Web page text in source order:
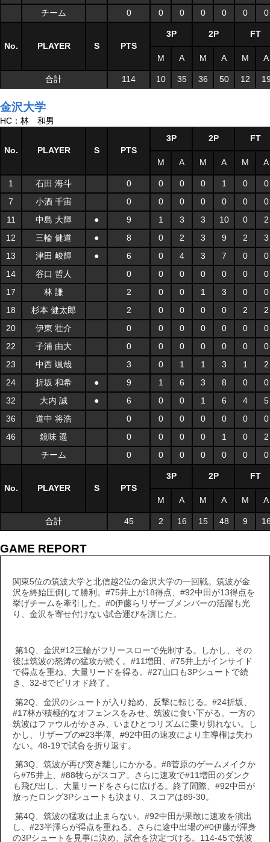
チーム
0 0 0 0 0 0 0
No. PLAYER S PTS
3P 2P FT
M A M A M A
合計 114 10 35 36 50 12
金沢大学
HC：林 和男
No. PLAYER S PTS
3P 2P FT
M A M A M A
1 石田 海斗 0 0 0 0 1 0
0
7
小酒 千宙 0 0 0 0 0 0
0
11
中島 大輝 ● 9 1 3 3 10 0
2
12
三輪 健道 ● 8 0 2 3 9 2
3
13
津田 峻輝 ● 6 0 4 3 7 0
0
14
谷口 哲人 0 0 0 0 0 0
0
17
林 謙 2 0 0 1 3 0
0
18
杉本 健太郎 2 0 0 0 0 2
2
20
伊東 壮介 0 0 0 0 0 0
0
22
子浦 由大 0 0 0 0 0 0
0
23
中西 颯哉 3 0 1 1 3 1
2
24
折坂 和希 ● 9 1 6 3 8 0
0
32
大内 誠 ● 6 0 0 1 6 4
5
36
道中 将浩 0 0 0 0 0 0
0
46
鏡味 遥 0 0 0 0 1 0
2
チーム
0 0 0 0 0 0 0
No. PLAYER S PTS
3P 2P FT
M A M A M A
合計 45 2 16 15 48 9
GAME REPORT
関東5位の筑波大学と北信越2位の金沢大学の一回戦。筑波が金
沢を終始圧倒して勝利。#75井上が18得点、#92中田が13得点を
挙げチームを牽引した。#0伊藤らリザーブメンバーの活躍も光
り、金沢を寄せ付けない試合運びを演じた。
第1Q、金沢#12三輪がフリースローで先制する。しかし、その
後は筑波の怒涛の猛攻が続く。#11増田、#75井上がインサイド
で得点を重ね、大量リードを得る。#27山口も3Pシュートで続
き、32-8でピリオド終了。
第2Q、金沢のシュートが入り始め、反撃に転じる。#24折坂、
#17林が積極的なオフェンスをみせ、筑波に食い下がる。一方の
筑波はファウルがかさみ、いまひとつリズムに乗り切れない。し
かし、リザーブの#23半澤、#92中田の速攻により主導権は失わ
ない。48-19で試合を折り返す。
第3Q、筑波が再び突き離しにかかる。#8菅原のゲームメイクか
ら#75井上、#88牧らがスコア。さらに速攻で#11増田のダンク
も飛び出し、大量リードをさらに広げる。終了間際、#92中田が
放ったロング3Pシュートも決まり、スコアは89-30。
第4Q、筑波の猛攻は止まらない。#92中田が果敢に速攻を演出
し、#23半澤らが得点を重ねる。さらに途中出場の#0伊藤が渾身
の3Pシュートを見事に決め、試合を決定づける。114-45で筑波